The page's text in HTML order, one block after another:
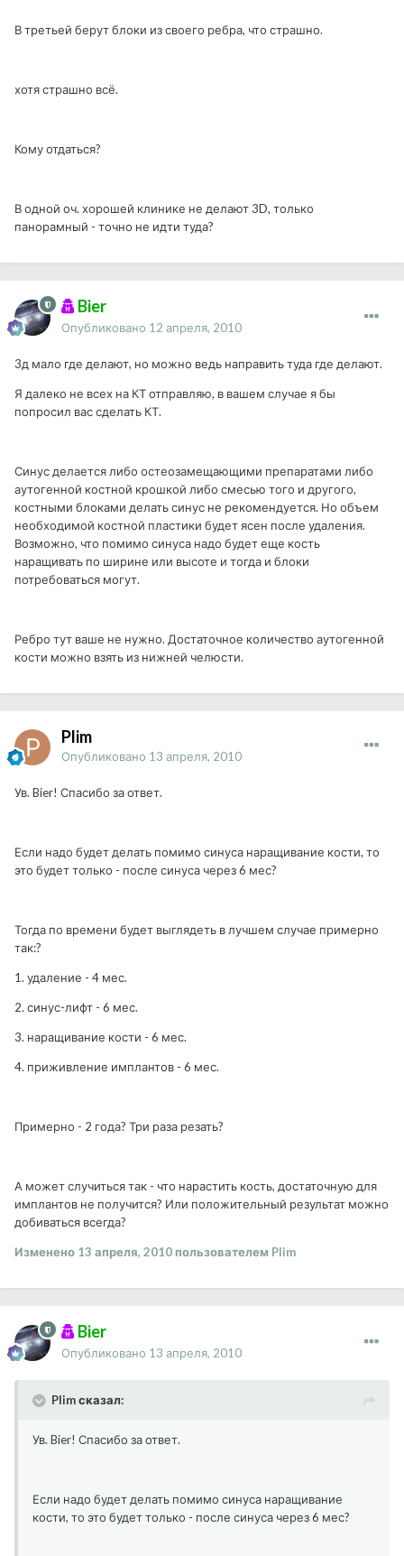
В третьей берут блоки из своего ребра, что страшно.
хотя страшно всё.
Кому отдаться?
В одной оч. хорошей клинике не делают 3D, только
панорамный - точно не идти туда?
Bier
Опубликовано 12 апреля, 2010
3д мало где делают, но можно ведь направить туда где делают.
Я далеко не всех на КТ отправляю, в вашем случае я бы
попросил вас сделать КТ.
Синус делается либо остеозамещающими препаратами либо
аутогенной костной крошкой либо смесью того и другого,
костными блоками делать синус не рекомендуется. Но объем
необходимой костной пластики будет ясен после удаления.
Возможно, что помимо синуса надо будет еще кость
наращивать по ширине или высоте и тогда и блоки
потребоваться могут.
Ребро тут ваше не нужно. Достаточное количество аутогенной
кости можно взять из нижней челюсти.
Plim
Опубликовано 13 апреля, 2010
Ув. Bier! Спасибо за ответ.
Если надо будет делать помимо синуса наращивание кости, то
это будет только - после синуса через 6 мес?
Тогда по времени будет выглядеть в лучшем случае примерно
так:?
1. удаление - 4 мес.
2. синус-лифт - 6 мес.
3. наращивание кости - 6 мес.
4. приживление имплантов - 6 мес.
Примерно - 2 года? Три раза резать?
А может случиться так - что нарастить кость, достаточную для
имплантов не получится? Или положительный результат можно
добиваться всегда?
Изменено 13 апреля, 2010пользователем Plim
Bier
Опубликовано 13 апреля, 2010
Plim сказал:
Ув. Bier! Спасибо за ответ.
Если надо будет делать помимо синуса наращивание
кости, то это будет только - после синуса через 6 мес?